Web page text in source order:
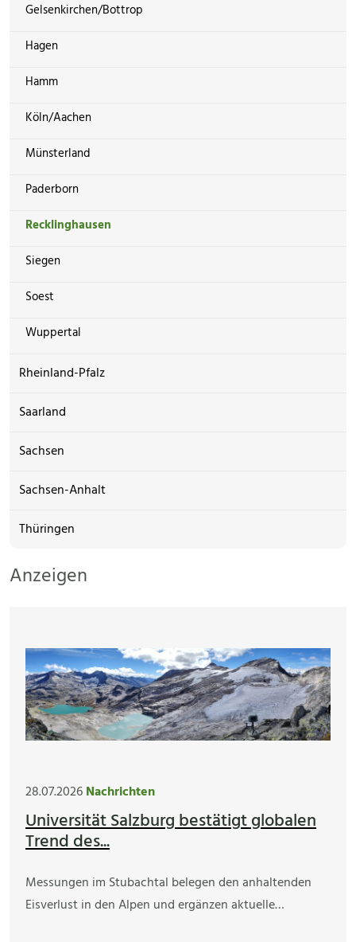
Gelsenkirchen/Bottrop
Hagen
Hamm
Köln/Aachen
Münsterland
Paderborn
Recklinghausen
Siegen
Soest
Wuppertal
Rheinland-Pfalz
Saarland
Sachsen
Sachsen-Anhalt
Thüringen
Anzeigen
28.07.2026Nachrichten
Universität Salzburg bestätigt globalen
Trend des...
Messungen im Stubachtal belegen den anhaltenden
Eisverlust in den Alpen und ergänzen aktuelle…